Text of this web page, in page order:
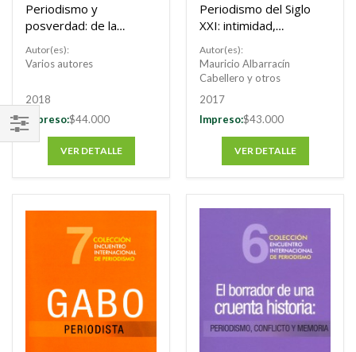
Periodismo y
posverdad: de la
perplejidad al
escepticismo. 9
internacional de
periodismo
Autor(es):
Varios autores
2018
Impreso:$44.000
VER DETALLE
Periodismo del Siglo
XXI: intimidad,
control social y otras
nuevas fronteras
Autor(es):
Mauricio Albarracín
Cabellero y otros
2017
Impreso:$43.000
VER DETALLE
FILTRAR